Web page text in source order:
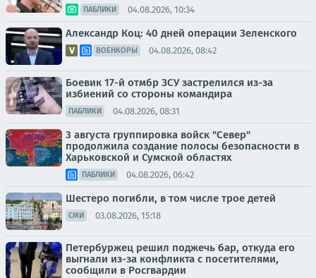
ПАБЛИКИ 04.08.2026, 10:34
Александр Коц: 40 дней операции Зеленского
ВОЕНКОРЫ 04.08.2026, 08:42
Боевик 17-й отмбр ЗСУ застрелился из-за
избиений со стороны командира
ПАБЛИКИ 04.08.2026, 08:31
3 августа группировка войск "Север"
продолжила создание полосы безопасности в
Харьковской и Сумской областях
ПАБЛИКИ 04.08.2026, 06:42
Шестеро погибли, в том числе трое детей
СМИ 03.08.2026, 15:18
Петербуржец решил поджечь бар, откуда его
выгнали из-за конфликта с посетителями,
сообщили в Росгвардии